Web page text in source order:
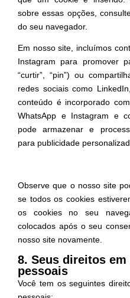
sobre essas opções,
do seu navegador.
Em nosso site, incluímos
Instagram para promover
“curtir”, “pin”) ou
redes sociais como
conteúdo é incorporado
WhatsApp e Instagram e
pode armazenar e
para publicidade
Observe que o nosso site
se todos os cookies
os cookies no seu
colocados após o seu
nosso site novamente.
8. Seus direitos
pessoais
Você tem os seguintes